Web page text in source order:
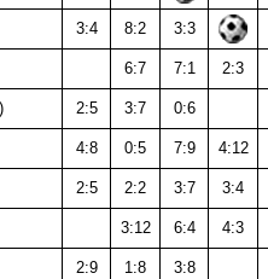
3:4 8:2 3:3
6:7 7:1 2:3
2:5 3:7 0:6
4:8 0:5 7:9 4:12
2:5 2:2 3:7 3:4
3:12 6:4 4:3
2:9 1:8 3:8